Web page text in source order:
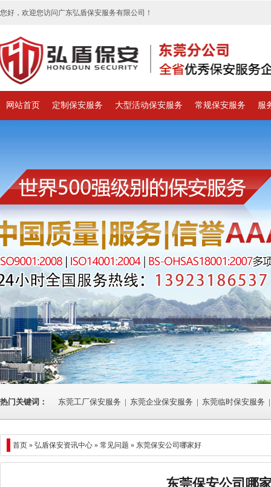
您好，欢迎您访问广东弘盾保安服务有限公司！
网站首页 定制保安服务 大型活动保安服务 常规保安服务 服
热门关键词： 东莞工厂保安服务 | 东莞企业保安服务 | 东莞临时保安服务 |
首页 » 弘盾保安资讯中心 » 常见问题 » 东莞保安公司哪家好
东莞保安公司哪